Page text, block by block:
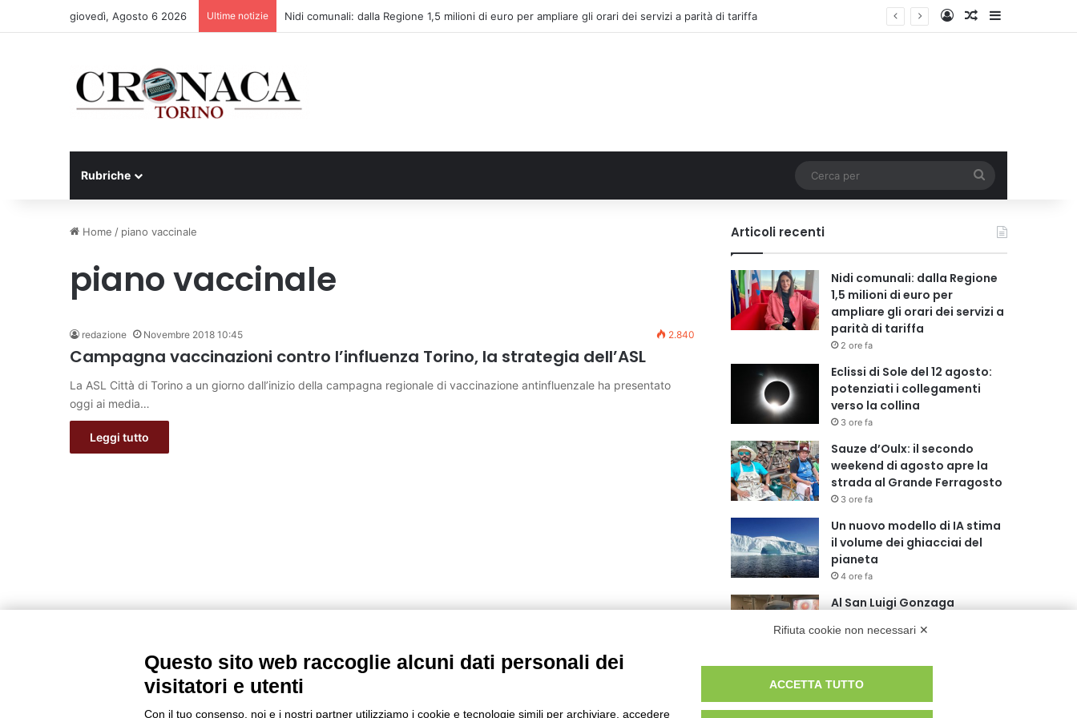
giovedì, Agosto 6 2026 Ultime notizie Nidi comunali: dalla Regione 1,5 milioni di euro per ampliare gli orari dei servizi a parità di tariffa AccediUn articolo a
Rubriche
per
Home / piano vaccinale
piano vaccinale
redazione Novembre 2018 10:45 2.840
Campagna vaccinazioni contro l’influenza Torino, la strategia dell’ASL
La ASL Città di Torino a un giorno dall’inizio della campagna regionale di vaccinazione antinfluenzale ha presentato
oggi ai media…
Leggi tutto
Articoli recenti
Nidi comunali: dalla Regione
1,5 milioni di euro per
ampliare gli orari dei servizi a
parità di tariffa
2 ore fa
Eclissi di Sole del 12 agosto:
potenziati i collegamenti
verso la collina
3 ore fa
Sauze d’Oulx: il secondo
weekend di agosto apre la
strada al Grande Ferragosto
3 ore fa
Un nuovo modello di IA stima
il volume dei ghiacciai del
pianeta
4 ore fa
Al San Luigi Gonzaga
senza più speranze
La Reale Mutua Fenera Chieri
Stuut
Rifiuta cookie non necessari ✕
Questo sito web raccoglie alcuni dati personali dei
visitatori e utenti
Con il tuo consenso, noi e i nostri partner utilizziamo i cookie e tecnologie simili per archiviare, accedere
ACCETTA TUTTO